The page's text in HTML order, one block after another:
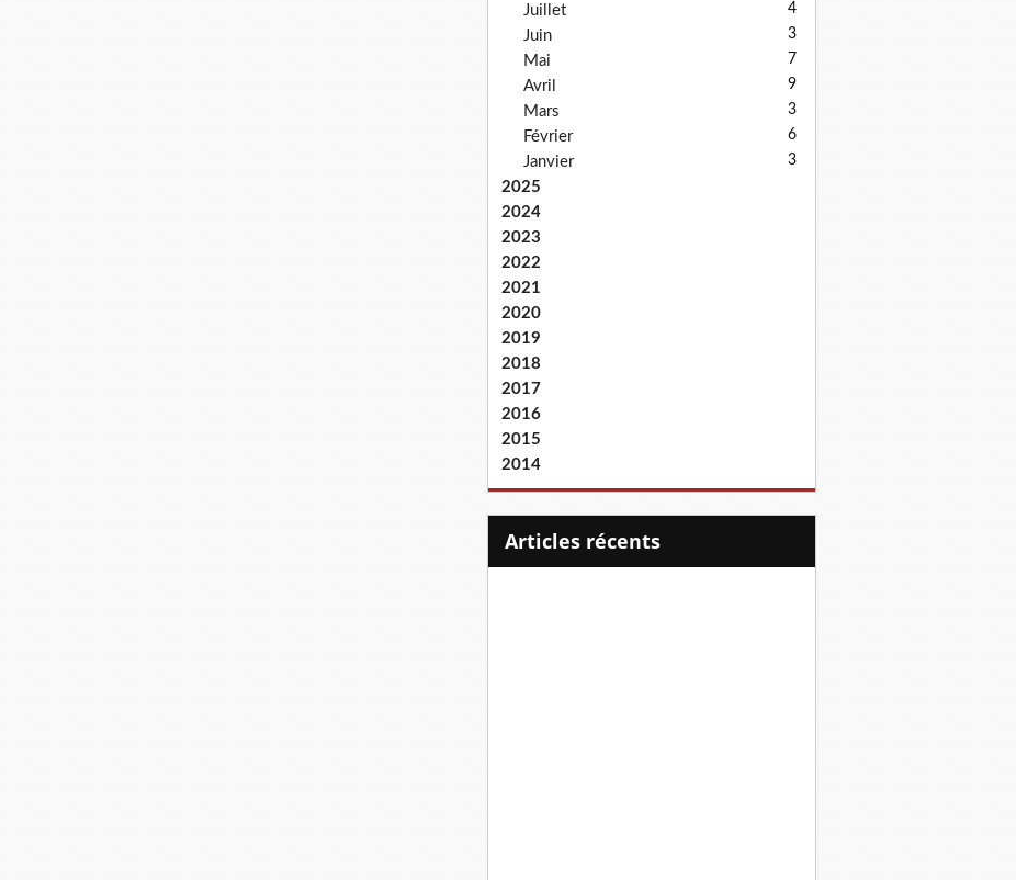
Juillet 4
Juin 3
Mai 7
Avril 9
Mars 3
Février 6
Janvier 3
2025
2024
2023
2022
2021
2020
2019
2018
2017
2016
2015
2014
articles récents